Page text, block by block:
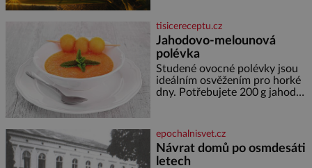
lodě, zapisovat první texty a
inspiroval řadu pověstí. Tato
skromná, ale užitečná rostlina
provází člověka už tisíce let.
Většina lidí vnímá rákos jen jako
obyčejnou kulisu letního
koupání. Stačí se však podívat
tisicereceptu.cz
Jahodovo-melounová
polévka
Studené ovocné polévky jsou
ideálním osvěžením pro horké
dny. Potřebujete 200 g jahod
cukru krystal 1 lžíci medu 200 g
zakysané sm
epochalnisvet.cz
Návrat domů po osmdesáti
letech